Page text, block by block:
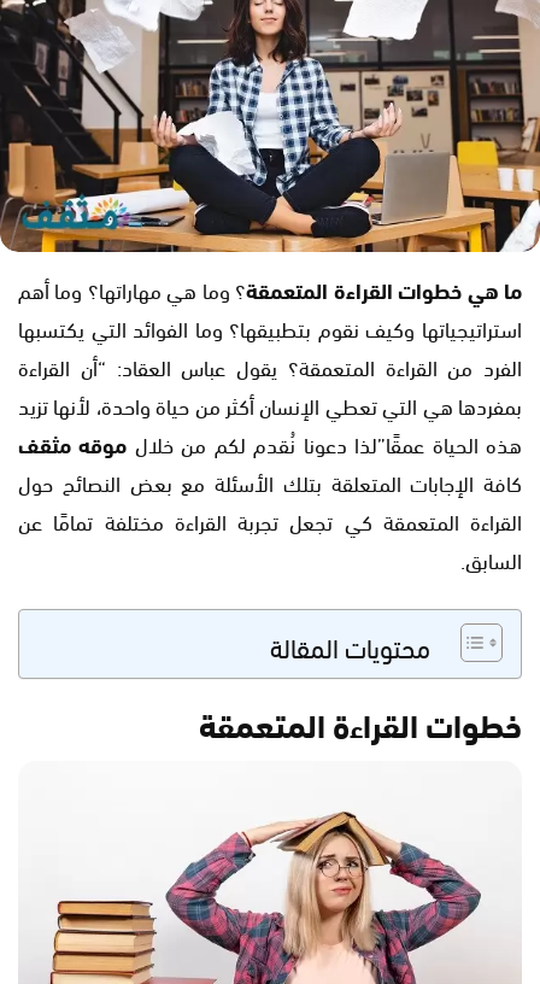
ما هي خطوات القراءة المتعمقة؟ وما هي مهاراتها؟ وما أهم
استراتيجياتها وكيف نقوم بتطبيقها؟ وما الفوائد التي يكتسبها
الفرد من القراءة المتعمقة؟ يقول عباس العقاد: “أن القراءة
بمفردها هي التي تعطي الإنسان أكثر من حياة واحدة، لأنها تزيد
هذه الحياة عمقًا”لذا دعونا نُقدم لكم من خلال موقه مثقف
كافة الإجابات المتعلقة بتلك الأسئلة مع بعض النصائح حول
القراءة المتعمقة كي تجعل تجربة القراءة مختلفة تمامًا عن
السابق.
محتويات المقالة
خطواتالقراءةالمتعمقة